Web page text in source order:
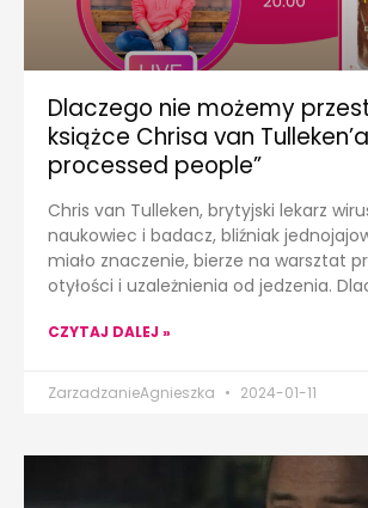
Dlaczego nie możemy
książce Chrisa van
processed people”
Chris van Tulleken, brytyjski lekarz
naukowiec i badacz, bliźniak
miało znaczenie, bierze na warsztat
otyłości i uzależnienia od jedzenia.
CZYTAJ DALEJ »
ZarzadzanieAgnieszka 2024-01-11